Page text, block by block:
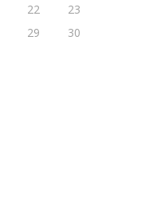
22
23
29
30